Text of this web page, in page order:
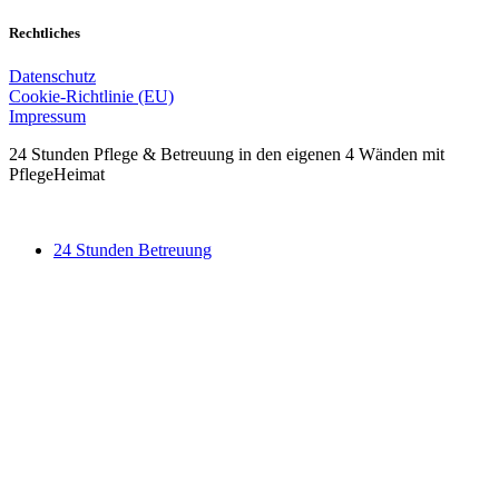
Rechtliches
Datenschutz
Cookie-Richtlinie (EU)
Impressum
24 Stunden Pflege & Betreuung in den eigenen 4 Wänden mit
PflegeHeimat
24 Stunden Betreuung